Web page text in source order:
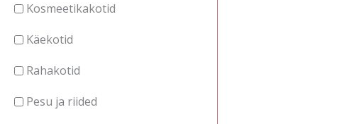
Kosmeetikakotid
Käekotid
Rahakotid
Pesu ja riided